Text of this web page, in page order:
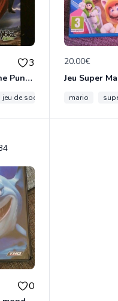
spiderman tampon
3
Jeu de société One Punch Man
jeu de société jeu de société
20.00€
mario
0